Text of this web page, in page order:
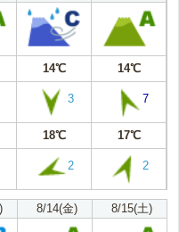
14℃ 14℃
3 7
18℃ 17℃
2 2
8/14(金) 8/15(土)